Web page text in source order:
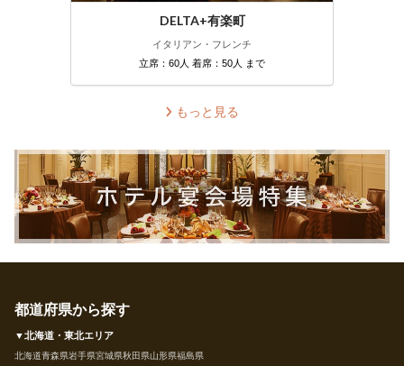
DELTA+有楽町
イタリアン・フレンチ
立席：60人 着席：50人 まで
もっと見る
都道府県から探す
▼北海道・東北エリア
北海道青森県岩手県宮城県秋田県山形県福島県